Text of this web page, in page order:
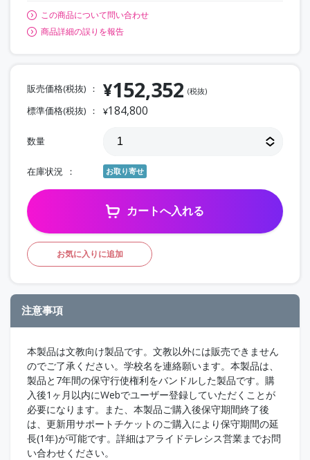
この商品について問い合わせ
商品詳細の誤りを報告
販売価格(税抜) ¥152,352 (税抜)
標準価格(税抜) ¥184,800
数量
在庫状況 お取り寄せ
カートへ入れる
お気に入りに追加
注意事項
本製品は文教向け製品です。文教以外には販売できません
のでご了承ください。学校名を連絡願います。本製品は、
製品と7年間の保守行使権利をバンドルした製品です。購
入後1ヶ月以内にWebでユーザー登録していただくことが
必要になります。また、本製品ご購入後保守期間終了後
は、更新用サポートチケットのご購入により保守期間の延
長(1年)が可能です。詳細はアライドテレシス営業までお問
い合わせください。